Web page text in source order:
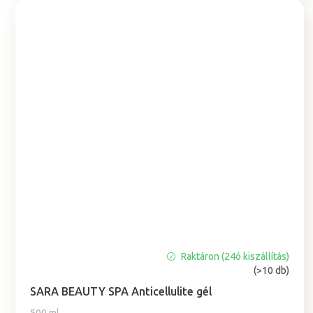
SARA BEAUTY SPA Anticellulite gél
átlagos
Raktáron (24ó kiszállítás)
(>10 db)